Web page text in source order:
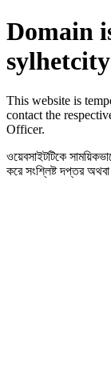
Domain
This website is
contact the
Officer.
ওয়েবসাইটটিকে
করে সংশ্লিষ্ট দপ্তর